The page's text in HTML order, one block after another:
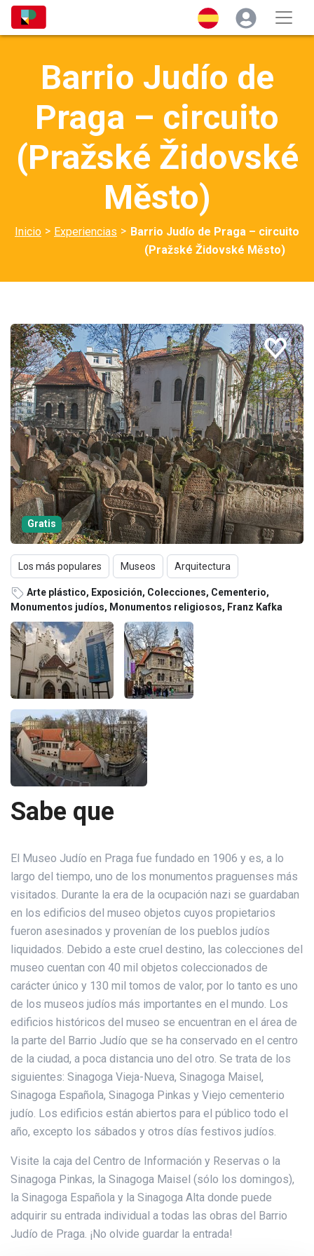
Barrio Judío de
Praga – circuito
(Pražské Židovské
Město)
Inicio > Experiencias > Barrio Judío de Praga – circuito
(Pražské Židovské Město)
Sabe que
El Museo Judío en Praga fue fundado en 1906 y es, a lo
largo del tiempo, uno de los monumentos praguenses más
visitados. Durante la era de la ocupación nazi se guardaban
en los edificios del museo objetos cuyos propietarios
fueron asesinados y provenían de los pueblos judíos
liquidados. Debido a este cruel destino, las colecciones del
museo cuentan con 40 mil objetos coleccionados de
carácter único y 130 mil tomos de valor, por lo tanto es uno
de los museos judíos más importantes en el mundo. Los
edificios históricos del museo se encuentran en el área de
la parte del Barrio Judío que se ha conservado en el centro
de la ciudad, a poca distancia uno del otro. Se trata de los
siguientes: Sinagoga Vieja-Nueva, Sinagoga Maisel,
Sinagoga Española, Sinagoga Pinkas y Viejo cementerio
judío. Los edificios están abiertos para el público todo el
año, excepto los sábados y otros días festivos judíos.
Visite la caja del Centro de Información y Reservas o la
Sinagoga Pinkas, la Sinagoga Maisel (sólo los domingos),
la Sinagoga Española y la Sinagoga Alta donde puede
adquirir su entrada individual a todas las obras del Barrio
Judío de Praga. ¡No olvide guardar la entrada!
Gratis
Los más populares Museos Arquitectura
Arte plástico, Exposición, Colecciones, Cementerio,
Monumentos judíos, Monumentos religiosos, Franz Kafka